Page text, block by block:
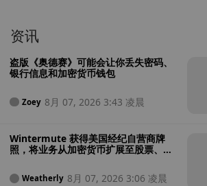
资讯
盗版《奥德赛》可能会让你丢失密码、
银行信息和加密货币钱包
Zoey 8月 07, 2026 3:43 凌晨
Wintermute 获得美国经纪自营商牌
照，将业务从加密货币扩展至股票、大
Weatherly 8月 07, 2026 3:06 凌晨